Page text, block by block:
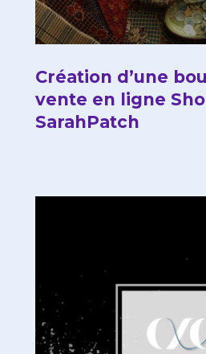
Création d’une
vente en ligne
SarahPatch